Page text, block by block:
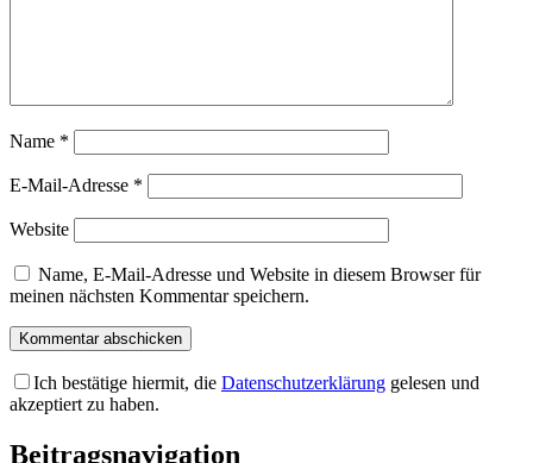
Name *
E-Mail-Adresse *
Website
Name, E-Mail-Adresse und Website in diesem Browser für
meinen nächsten Kommentar speichern.
Ich bestätige hiermit, die Datenschutzerklärung gelesen und
akzeptiert zu haben.
Beitragsnavigation